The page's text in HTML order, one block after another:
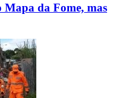
da Fome, mas